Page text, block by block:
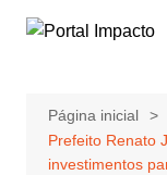
para
Página inicial
Prefeito Renato
investimentos